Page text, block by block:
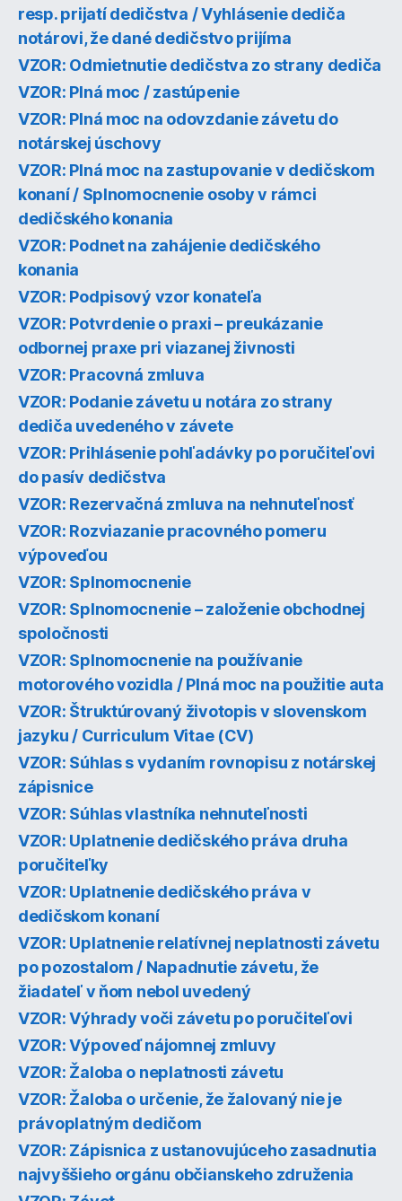
resp. prijatí dedičstva / Vyhlásenie dediča
notárovi, že dané dedičstvo prijíma
VZOR: Odmietnutie dedičstva zo strany dediča
VZOR: Plná moc / zastúpenie
VZOR: Plná moc na odovzdanie závetu do
notárskej úschovy
VZOR: Plná moc na zastupovanie v dedičskom
konaní / Splnomocnenie osoby v rámci
dedičského konania
VZOR: Podnet na zahájenie dedičského
konania
VZOR: Podpisový vzor konateľa
VZOR: Potvrdenie o praxi – preukázanie
odbornej praxe pri viazanej živnosti
VZOR: Pracovná zmluva
VZOR: Podanie závetu u notára zo strany
dediča uvedeného v závete
VZOR: Prihlásenie pohľadávky po poručiteľovi
do pasív dedičstva
VZOR: Rezervačná zmluva na nehnuteľnosť
VZOR: Rozviazanie pracovného pomeru
výpoveďou
VZOR: Splnomocnenie
VZOR: Splnomocnenie – založenie obchodnej
spoločnosti
VZOR: Splnomocnenie na používanie
motorového vozidla / Plná moc na použitie auta
VZOR: Štruktúrovaný životopis v slovenskom
jazyku / Curriculum Vitae (CV)
VZOR: Súhlas s vydaním rovnopisu z notárskej
zápisnice
VZOR: Súhlas vlastníka nehnuteľnosti
VZOR: Uplatnenie dedičského práva druha
poručiteľky
VZOR: Uplatnenie dedičského práva v
dedičskom konaní
VZOR: Uplatnenie relatívnej neplatnosti závetu
po pozostalom / Napadnutie závetu, že
žiadateľ v ňom nebol uvedený
VZOR: Výhrady voči závetu po poručiteľovi
VZOR: Výpoveď nájomnej zmluvy
VZOR: Žaloba o neplatnosti závetu
VZOR: Žaloba o určenie, že žalovaný nie je
právoplatným dedičom
VZOR: Zápisnica z ustanovujúceho zasadnutia
najvyššieho orgánu občianskeho združenia